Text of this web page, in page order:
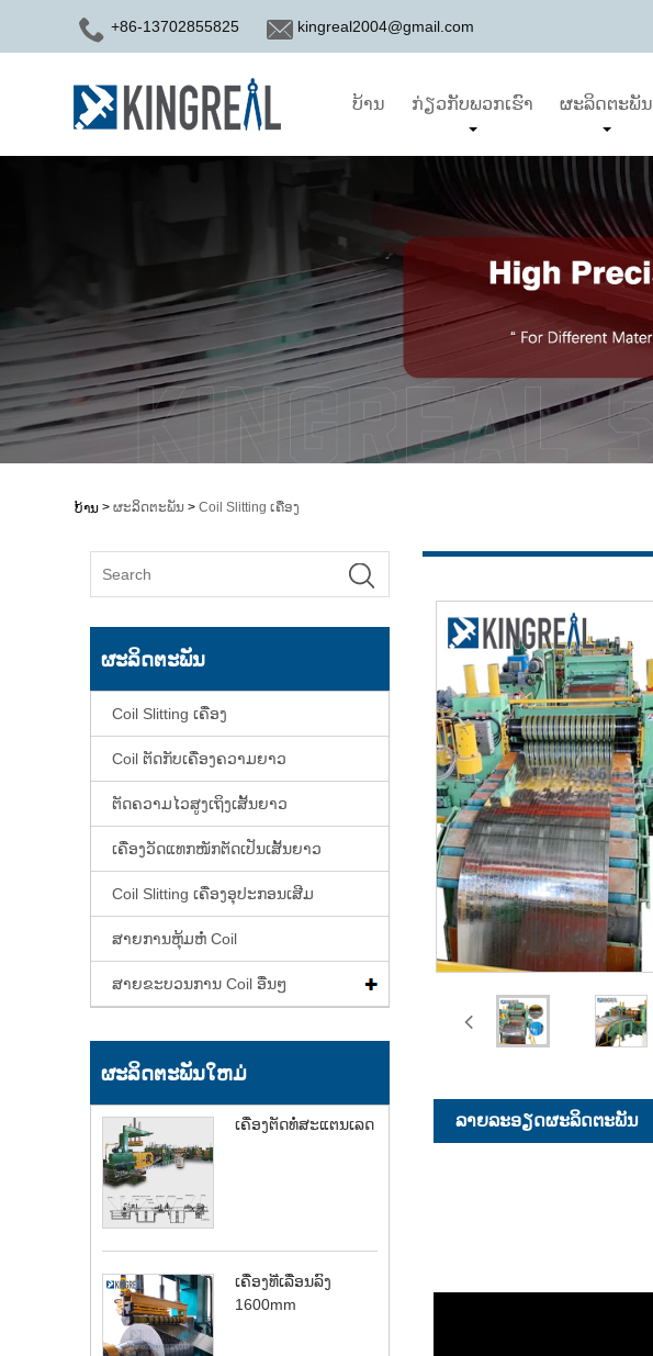
+86-13702855825 kingreal2004@gmail.com
ບ້ານ ກ່ຽວກັບພວກເຮົາ ຜະລິດຕະພັນ
ບ້ານ > ຜະລິດຕະພັນ >Coil Slitting ເຄື່ອງ
ຜະລິດຕະພັນ
Coil Slitting ເຄື່ອງ
Coil ຕັດກັບເຄື່ອງຄວາມຍາວ
ຕັດຄວາມໄວສູງເຖິງເສັ້ນຍາວ
ເຄື່ອງວັດແທກໜັກຕັດເປັນເສັ້ນຍາວ
Coil Slitting ເຄື່ອງອຸປະກອນເສີມ
ສາຍການຫຸ້ມຫໍ່ Coil
ສາຍຂະບວນການ Coil ອື່ນໆ
ຜະລິດຕະພັນໃຫມ່
ເຄື່ອງຕັດທໍ່ສະແຕນເລດ
ເຄື່ອງທີ່ເລື່ອນລົງ
1600mm
ລາຍ​ລະ​ອຽດ​ຜະ​ລິດ​ຕະ​ພັນ